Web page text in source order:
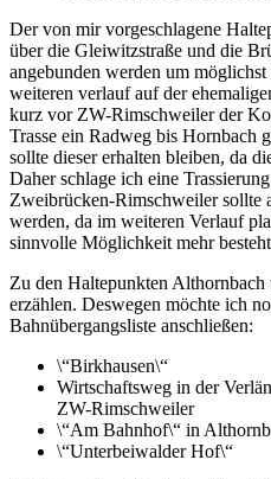
Der von mir vorgeschlagene
über die Gleiwitzstraße und die
angebunden werden um
weiteren verlauf auf der
kurz vor ZW-Rimschweiler der
Trasse ein Radweg bis Hornbach
sollte dieser erhalten bleiben, da
Daher schlage ich eine
Zweibrücken-Rimschweiler sollte
werden, da im weiteren Verlauf
sinnvolle Möglichkeit mehr
Zu den Haltepunkten
erzählen. Deswegen möchte ich
Bahnübergangsliste anschließen:
\“Birkhausen\“
Wirtschaftsweg in der
ZW-Rimschweiler
\“Am Bahnhof\“ in
\“Unterbeiwalder Hof\“